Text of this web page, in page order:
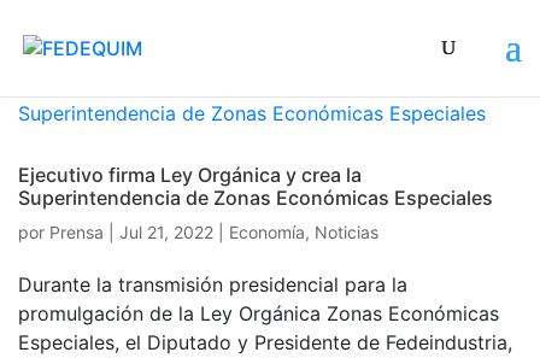
Ejecutivo firma Ley Orgánica y crea la
Superintendencia de Zonas Económicas Especiales
por Prensa Jul 21, 2022 Economía, Noticias
Durante la transmisión presidencial para la
promulgación de la Ley Orgánica Zonas Económicas
Especiales, el Diputado y Presidente de Fedeindustria,